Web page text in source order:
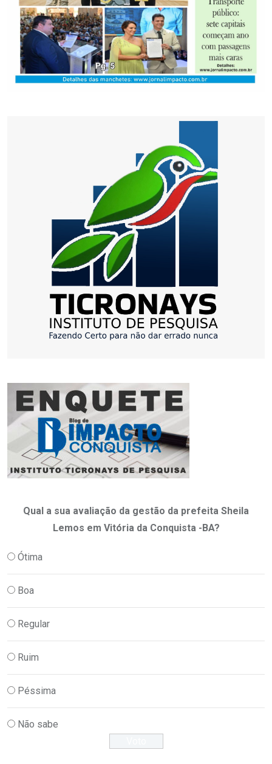
Qual a sua avaliação da gestão da prefeita Sheila
Lemos em Vitória da Conquista -BA?
Ótima
Boa
Regular
Ruim
Péssima
Não sabe